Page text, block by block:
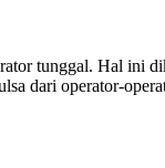
tunggal. Hal ini
dari operator-